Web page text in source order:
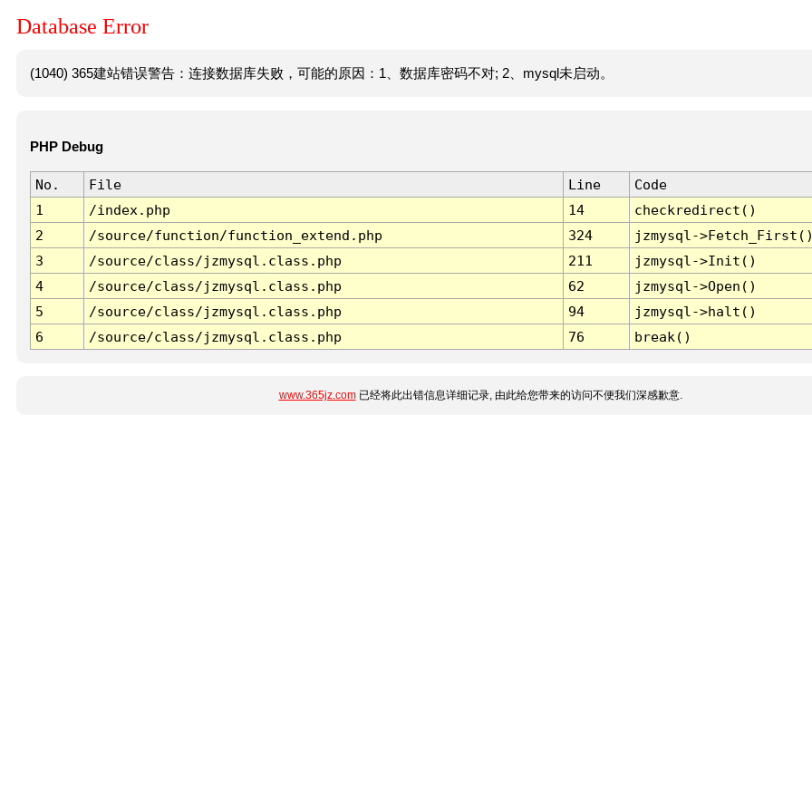
Database Error
(1040) 365建站错误警告：连接数据库失败，可能的原因：1、数据库密码不对; 2、mysql未启动。
PHP Debug
No. File Line
Code
1
/index.php 14
checkredirect()
2
/source/function/function_extend.php 324
jzmysql-
3
/source/class/jzmysql.class.php 211
jzmysql->Init()
4
/source/class/jzmysql.class.php 62
jzmysql->Open()
5
/source/class/jzmysql.class.php 94
jzmysql->halt()
6
/source/class/jzmysql.class.php 76 break()
www.365jz.com已经将此出错信息详细记录, 由此给您带来的访问不便我们深感歉意.